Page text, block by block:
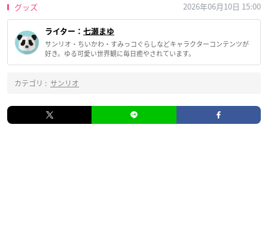
グッズ 2026年06月10日 15:00
ライター： 七瀬まゆ
サンリオ・ちいかわ・すみっコぐらしなどキャラクターコンテンツが
好き。ゆる可愛い世界観に毎日癒やされています。
カテゴリ : サンリオ